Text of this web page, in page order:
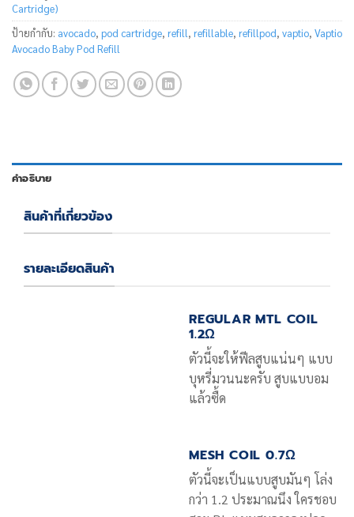
Cartridge)
ป้ายกำกับ: avocado, pod cartridge, refill, refillable, refillpod, vaptio, Vaptio
Avocado Baby Pod Refill
คำอธิบาย
สินค้าที่เกี่ยวข้อง
รายละเอียดสินค้า
REGULAR MTL COIL
1.2Ω
ตัวนี้จะให้ฟีลสูบแน่นๆ แบบ
บุหรี่มวนนะครับ สูบแบบอม
แล้วซื้ด
MESH COIL 0.7Ω
ตัวนี้จะเป็นแบบสูบมันๆ โล่ง
กว่า 1.2 ประมาณนึง ใครชอบ